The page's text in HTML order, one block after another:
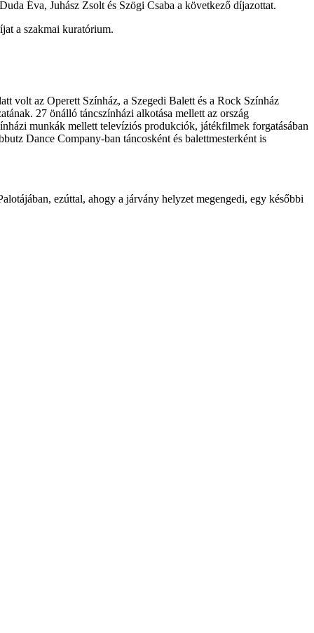
Éva, Juhász Zsolt és Szögi Csaba a következő díjazottat.
a szakmai kuratórium.
volt az Operett Színház, a Szegedi Balett és a Rock Színház
27 önálló táncszínházi alkotása mellett az ország
munkák mellett televíziós produkciók, játékfilmek forgatásában
Dance Company-ban táncosként és balettmesterként is
ezúttal, ahogy a járvány helyzet megengedi, egy későbbi